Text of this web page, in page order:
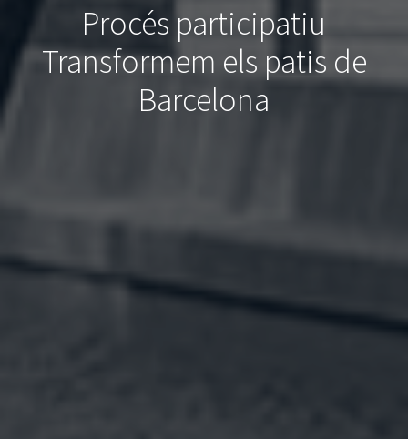
Procés participatiu
Transformem els patis de
Barcelona